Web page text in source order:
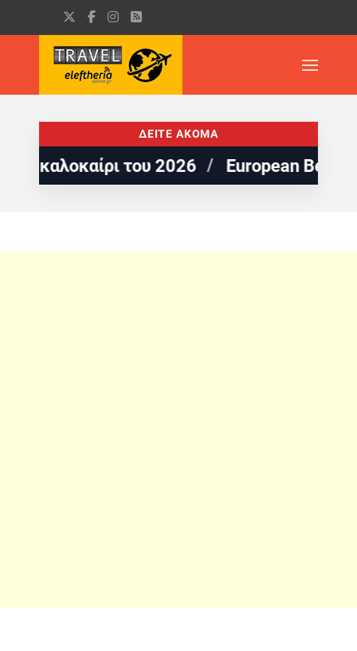
ΔΕΙΤΕ ΑΚΟΜΑ
του 2026 European Best